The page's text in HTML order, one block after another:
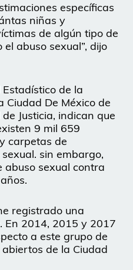
específicas
niñas y
de algún tipo de
abuso sexual”, dijo
de la
Ciudad De México de
Justicia, indican que
9 mil 659
carpetas de
sin embargo,
abuso sexual contra
registrado una
En 2014, 2015 y 2017
a este grupo de
de la Ciudad